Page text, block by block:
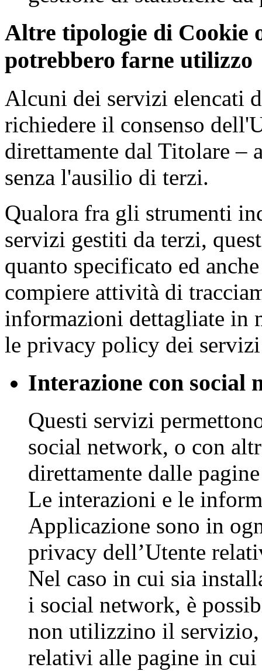
Altre tipologie di Cookie
potrebbero farne utilizzo
Alcuni dei servizi elencati
richiedere il consenso
direttamente dal Titolare –
senza l'ausilio di terzi.
Qualora fra gli strumenti
servizi gestiti da terzi,
quanto specificato ed
compiere attività di
informazioni dettagliate in
le privacy policy dei
Interazione con social
Questi servizi
social network, o con
direttamente dalle
Le interazioni e le
Applicazione sono in
privacy dell’Utente
Nel caso in cui sia
i social network, è
non utilizzino il
relativi alle pagine in cui